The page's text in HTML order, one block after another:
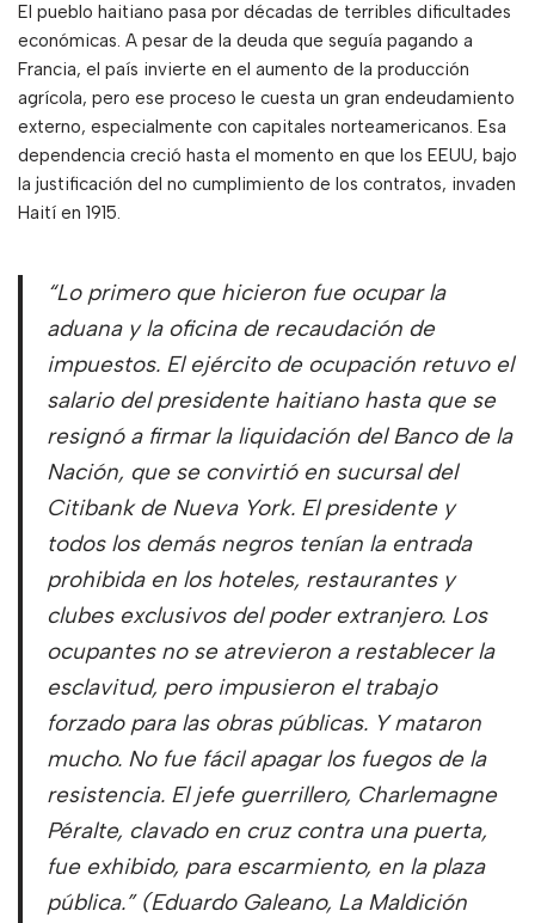
El pueblo haitiano pasa por décadas de terribles dificultades
económicas. A pesar de la deuda que seguía pagando a
Francia, el país invierte en el aumento de la producción
agrícola, pero ese proceso le cuesta un gran endeudamiento
externo, especialmente con capitales norteamericanos. Esa
dependencia creció hasta el momento en que los EEUU, bajo
la justificación del no cumplimiento de los contratos, invaden
Haití en 1915.
“Lo primero que hicieron fue ocupar la
aduana y la oficina de recaudación de
impuestos. El ejército de ocupación retuvo el
salario del presidente haitiano hasta que se
resignó a firmar la liquidación del Banco de la
Nación, que se convirtió en sucursal del
Citibank de Nueva York. El presidente y
todos los demás negros tenían la entrada
prohibida en los hoteles, restaurantes y
clubes exclusivos del poder extranjero. Los
ocupantes no se atrevieron a restablecer la
esclavitud, pero impusieron el trabajo
forzado para las obras públicas. Y mataron
mucho. No fue fácil apagar los fuegos de la
resistencia. El jefe guerrillero, Charlemagne
Péralte, clavado en cruz contra una puerta,
fue exhibido, para escarmiento, en la plaza
pública.” (Eduardo Galeano, La Maldición